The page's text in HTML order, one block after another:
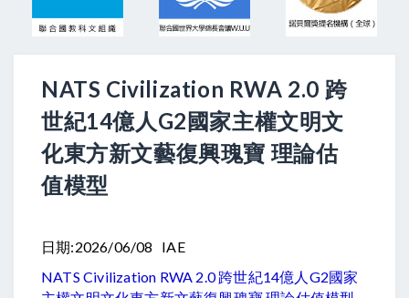
NATS Civilization RWA 2.0 跨
世紀14億人G2國家主權文明文
化東方新文藝復興瑰寶 理論估
值模型
日期:2026/06/08 IAE
NATS Civilization RWA 2.0 跨世紀14億人G2國家